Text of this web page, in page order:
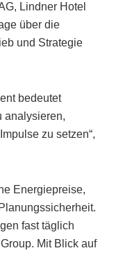
Lindner Hotel
über die
und Strategie
bedeutet
analysieren,
zu setzen“,
Energiepreise,
fast täglich
Mit Blick auf